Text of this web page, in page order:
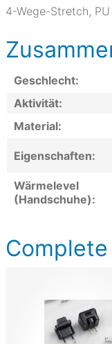
4-Wege-Stretch, PU
Geschlecht:
Aktivität:
Material:
Eigenschaften:
Wärmelevel
(Handschuhe):